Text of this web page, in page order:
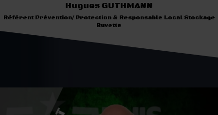
Hugues GUTHMANN
Référent Prévention/ Protection & Responsable Local Stockage
Buvette